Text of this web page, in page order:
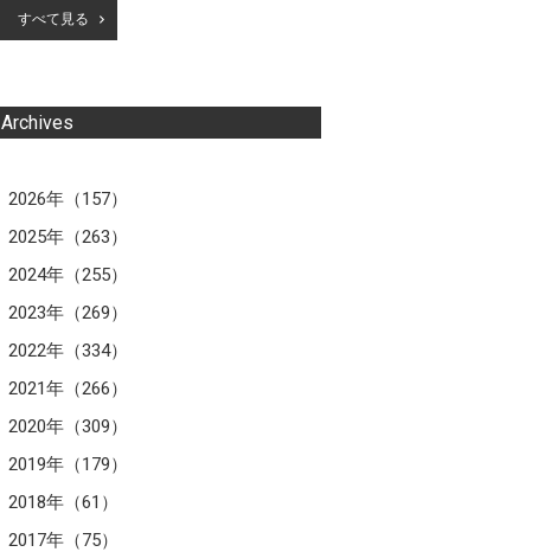
すべて見る
Archives
2026年（157）
2025年（263）
2024年（255）
2023年（269）
2022年（334）
2021年（266）
2020年（309）
2019年（179）
2018年（61）
2017年（75）